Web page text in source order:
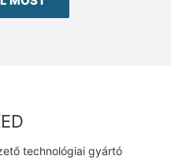
technológiai gyártó